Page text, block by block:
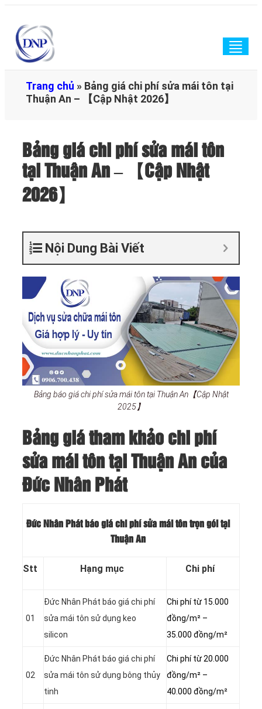
Trang chủ » Bảng giá chi phí sửa mái tôn tại
Thuận An – 【Cập Nhật 2026】
Bảng giá chi phí sửa mái tôn
tại Thuận An – 【Cập Nhật
2026】
Nội Dung Bài Viết
Bảng báo giá chi phí sửa mái tôn tại Thuận An【Cập Nhật
2025】
Bảng giá tham khảo chi phí
sửa mái tôn tại Thuận An của
Đức Nhân Phát
Đức Nhân Phát báo giá chi phí sửa mái tôn trọn gói tại
Thuận An
Stt Hạng mục Chi phí
01
Đức Nhân Phát báo giá chi phí
sửa mái tôn sử dụng keo
silicon
Chi phí từ 15.000
đồng/m² –
35.000 đồng/m²
02
Đức Nhân Phát báo giá chi phí
sửa mái tôn sử dụng bông thủy
tinh
Chi phí từ 20.000
đồng/m² –
40.000 đồng/m²